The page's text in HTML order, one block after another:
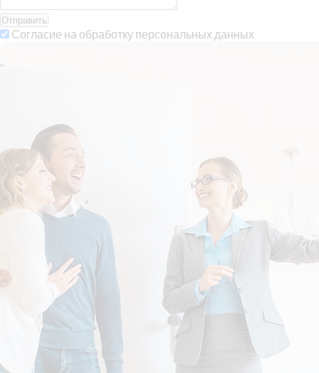
Отправить
Согласие на обработку персональных данных